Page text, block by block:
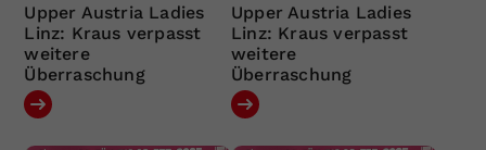
Upper Austria Ladies
Linz: Kraus verpasst
weitere
Überraschung
Upper Austria Ladies
Linz: Kraus verpasst
weitere
Überraschung